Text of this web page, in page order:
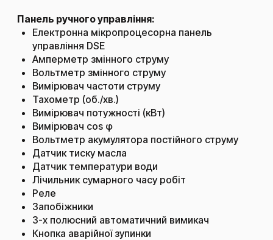
Панель ручного управління:
Електронна мікропроцесорна панель
управління DSE
Амперметр змінного струму
Вольтметр змінного струму
Вимірювач частоти струму
Тахометр (об./хв.)
Вимірювач потужності (кВт)
Вимірювач cos φ
Вольтметр акумулятора постійного струму
Датчик тиску масла
Датчик температури води
Лічильник сумарного часу робіт
Реле
Запобіжники
3-х полюсний автоматичний вимикач
Кнопка аварійної зупинки